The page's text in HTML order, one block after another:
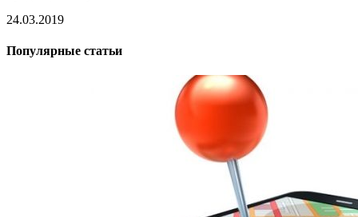
24.03.2019
Популярные статьи